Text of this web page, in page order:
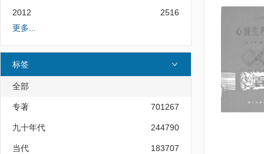
2012
2516
更多...
标签
全部
专著 701267
九十年代 244790
当代 183707